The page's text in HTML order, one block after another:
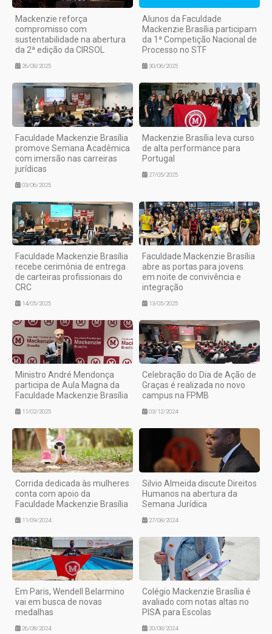
Mackenzie reforça
compromisso com
sustentabilidade na abertura
da 2ª edição da CIRSOL
26/08/2025
Alunos da Faculdade
Mackenzie Brasília participam
da 1ª Competição Nacional de
Processo no STF
30/06/2025
Faculdade Mackenzie Brasília
promove Semana Acadêmica
com imersão nas carreiras
jurídicas
03/06/2025
Mackenzie Brasília leva curso
de alta performance para
Portugal
27/05/2025
Faculdade Mackenzie Brasília
recebe cerimônia de entrega
de carteiras profissionais do
CRC
14/05/2025
Faculdade Mackenzie Brasília
abre as portas para jovens
em noite de convivência e
integração
13/05/2025
Ministro André Mendonça
participa de Aula Magna da
Faculdade Mackenzie Brasília
11/02/2025
Celebração do Dia de Ação de
Graças é realizada no novo
campus na FPMB
03/12/2024
Corrida dedicada às mulheres
conta com apoio da
Faculdade Mackenzie Brasília
11/09/2024
Silvio Almeida discute Direitos
Humanos na abertura da
Semana Jurídica
27/08/2024
Em Paris, Wendell Belarmino
vai em busca de novas
medalhas
26/08/2024
Colégio Mackenzie Brasília é
avaliado com notas altas no
PISA para Escolas
20/08/2024